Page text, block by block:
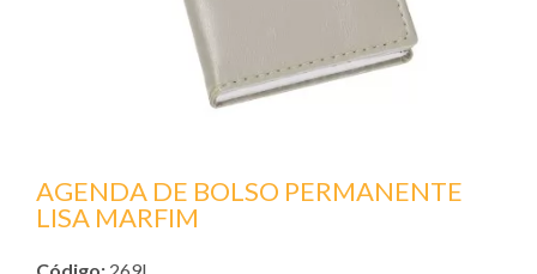
AGENDA DE BOLSO PERMANENTE
LISA MARFIM